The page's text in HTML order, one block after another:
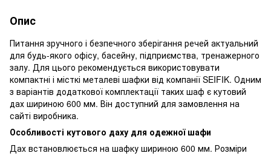
Опис
Питання зручного і безпечного зберігання речей актуальний
для будь-якого офісу, басейну, підприємства, тренажерного
залу. Для цього рекомендується використовувати
компактні і місткі металеві шафки від компанії SEIFIK. Одним
з варіантів додаткової комплектації таких шаф є кутовий
дах шириною 600 мм. Він доступний для замовлення на
сайті виробника.
Особливості кутового даху для одежної шафи
Дах встановлюється на шафку шириною 600 мм. Розміри